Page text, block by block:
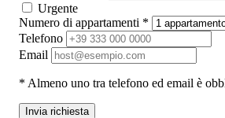
Urgente
Numero di appartamenti *
Telefono
Email
* Almeno uno tra telefono ed email è
Invia richiesta